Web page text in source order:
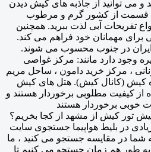
و می توانید از جاذبه های کیش دیدن
قسمت از کشور گرم و مرطوب
تفریحات آبی لذت ببرید. همچنین
برای مهمانان خود فراهم می کند.
ایران در جنوب محسوب می شوند.
وجود دارد مانند: مرکز غواصی
، مرکز خرید دامون ، ساحل مریم
کیش (کانال کیش). هتل های کیش
از کیفیت مطلوبی برخوردار هستند و
خوبی برخوردار هستند
تور کیش از مشهد از کجا بخریم؟
در بلیط هواپیما جستجوی سایت
در مقایسه جستجو می کنید ، ما
به طور هم زمان جستجو می کنیم تا